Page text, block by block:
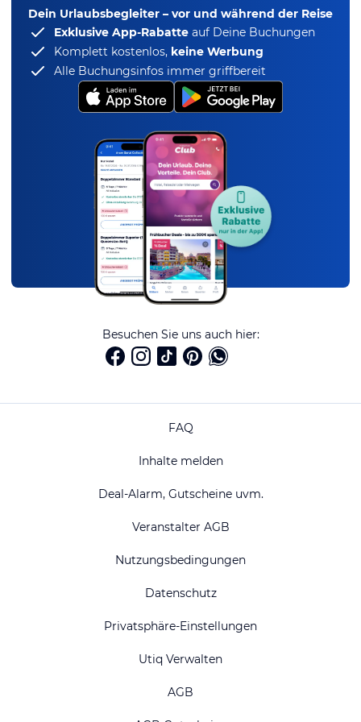
Dein Urlaubsbegleiter – vor und während der Reise
Exklusive App-Rabatte auf Deine Buchungen
Komplett kostenlos, keine Werbung
Alle Buchungsinfos immer griffbereit
Besuchen Sie uns auch hier:
FAQ
Inhalte melden
Deal-Alarm, Gutscheine uvm.
Veranstalter AGB
Nutzungsbedingungen
Datenschutz
Privatsphäre-Einstellungen
Utiq Verwalten
AGB